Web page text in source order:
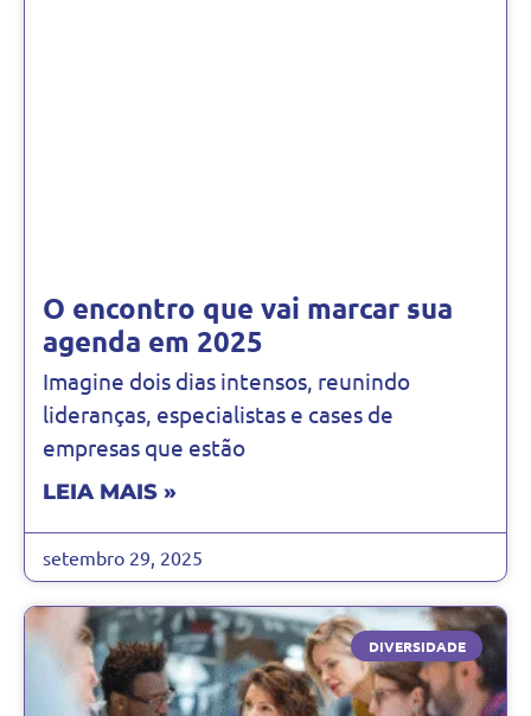
O encontro que vai marcar sua
agenda em 2025
Imagine dois dias intensos, reunindo
lideranças, especialistas e cases de
empresas que estão
LEIA MAIS »
setembro 29, 2025
DIVERSIDADE